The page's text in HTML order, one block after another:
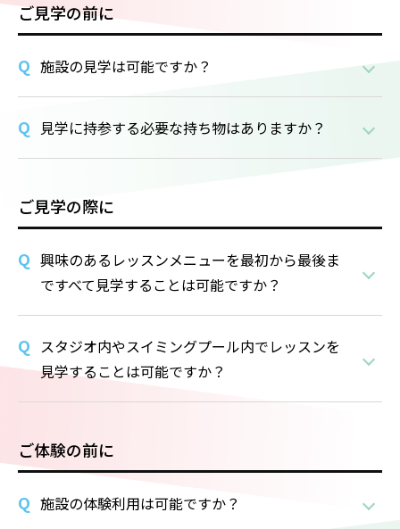
ご見学の前に
施設の見学は可能ですか？
見学に持参する必要な持ち物はありますか？
ご見学の際に
興味のあるレッスンメニューを最初から最後ま
ですべて見学することは可能ですか？
スタジオ内やスイミングプール内でレッスンを
見学することは可能ですか？
ご体験の前に
施設の体験利用は可能ですか？